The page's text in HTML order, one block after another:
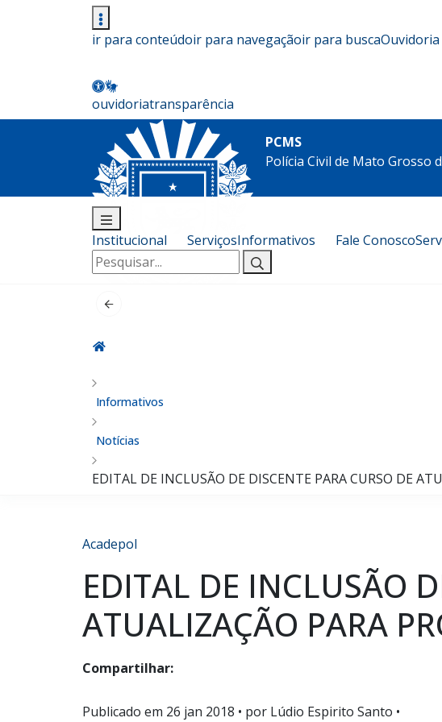
ir para conteúdoir para navegaçãoir para buscaOuvidoria
ouvidoriatransparência
PCMS
Polícia Civil de Mato Grosso
Institucional ServiçosInformativos Fale Conosco
Pesquisar
por:
Informativos
Notícias
EDITAL DE INCLUSÃO DE DISCENTE PARA CURSO DE
Acadepol
EDITAL DE INCLUSÃO
ATUALIZAÇÃO PARA
Compartilhar:
Publicado em 26 jan 2018 • por Lúdio Espirito Santo •